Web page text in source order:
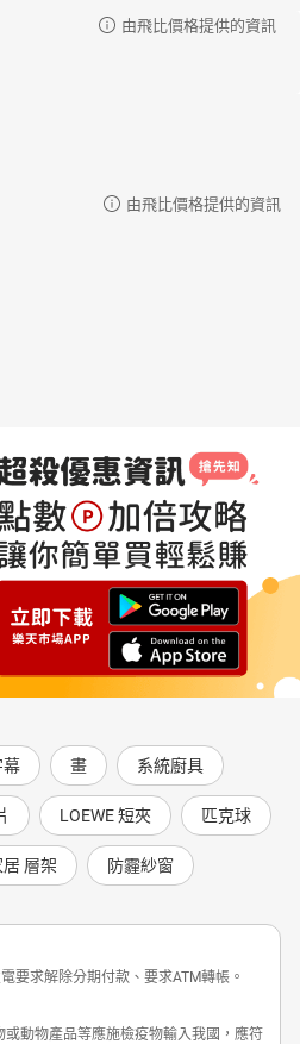
由飛比價格提供的資訊
由飛比價格提供的資訊
幕 畫 系統廚具
LOEWE 短夾 匹克球
層架 防霾紗窗
要求解除分期付款、要求ATM轉帳。
動物產品等應施檢疫物輸入我國，應符